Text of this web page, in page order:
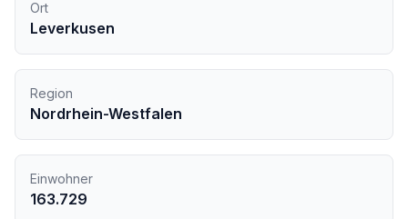
Ort
Leverkusen
Region
Nordrhein-Westfalen
Einwohner
163.729